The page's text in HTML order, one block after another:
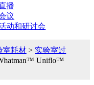
播
议
动和研讨会
室耗材 > 实验室过
Uniflo™